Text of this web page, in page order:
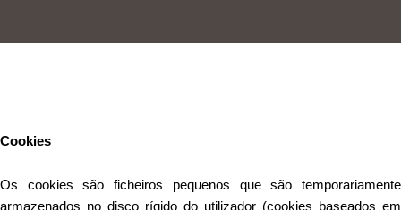
Cookies
Os cookies são ficheiros pequenos que são temporariamente
armazenados no disco rígido do utilizador (cookies baseados em